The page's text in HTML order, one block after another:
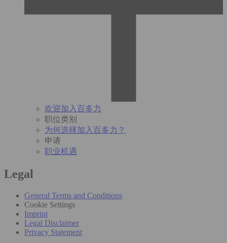
欢迎加入百多力
职位类别
为何选择加入百多力？
申请
职业机遇
Legal
General Terms and Conditions
Cookie Settings
Imprint
Legal Disclaimer
Privacy Statement